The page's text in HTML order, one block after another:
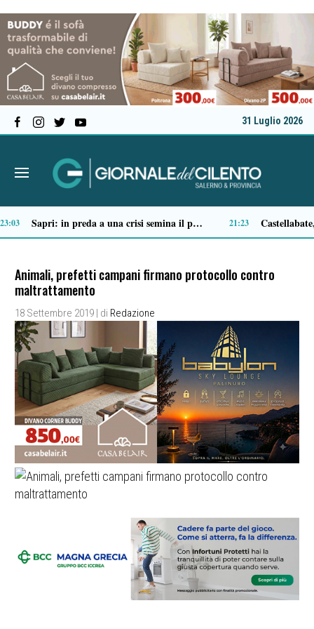
31 Luglio 2026
Tortorella celebra la Fiera di San Basilio: tra antichi mestieri, bestiame e la musica della Bandabardò 14:49
Animali, prefetti campani firmano protocollo contro
maltrattamento
18 Settembre 2019 | di Redazione